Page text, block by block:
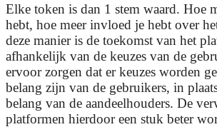
Elke token is dan 1 stem waard. Hoe
hebt, hoe meer invloed je hebt over
deze manier is de toekomst van het
afhankelijk van de keuzes van de
ervoor zorgen dat er keuzes worden
belang zijn van de gebruikers, in
belang van de aandeelhouders. De
platformen hierdoor een stuk beter